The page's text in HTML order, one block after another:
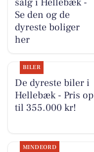
salg i Hellebæk -
Se den og de
dyreste boliger
her
BILER
De dyreste biler i
Hellebæk - Pris op
til 355.000 kr!
MINDEORD